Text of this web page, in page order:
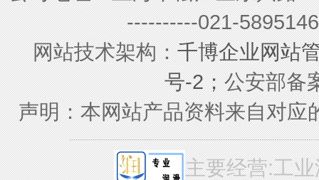
----------021-
网站技术架构：千博企业网站
号-2；公安部备
声明：本网站产品资料来自对
主要经营:工